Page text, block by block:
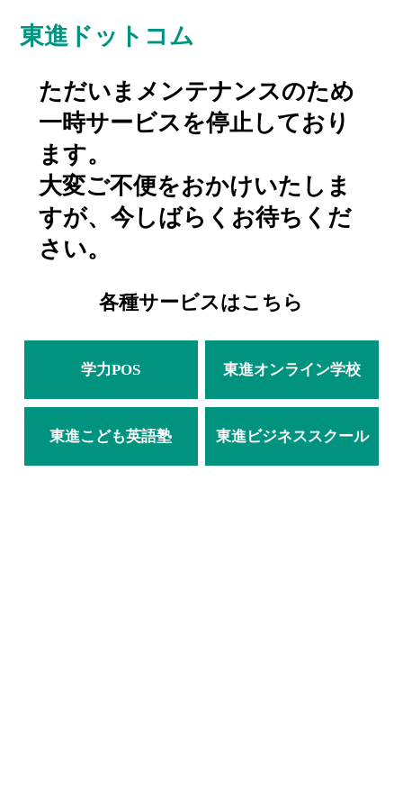
東進ドットコム
ただいまメンテナンスのため
一時サービスを停止しており
ます。
大変ご不便をおかけいたしま
すが、今しばらくお待ちくだ
さい。
各種サービスはこちら
学力POS 東進オンライン学校
東進こども英語塾 東進ビジネススクール